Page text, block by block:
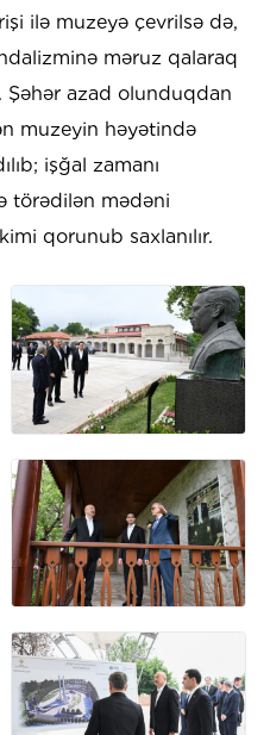
ilə muzeyə çevrilsə də,
məruz qalaraq
Şəhər azad olunduqdan
muzeyin həyətində
işğal zamanı
törədilən mədəni
qorunub saxlanılır.